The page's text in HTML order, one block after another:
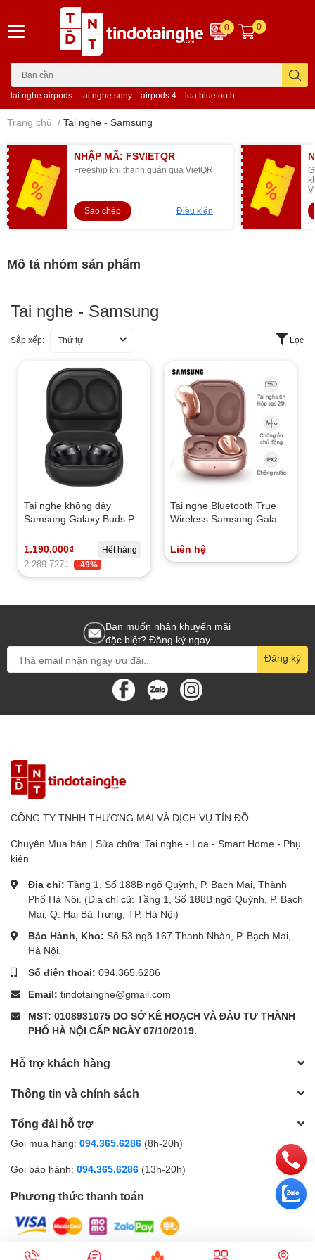
tai nghe airpods tai nghe sony airpods 4 loa bluetooth
0 0
Trang chủ / Tai nghe - Samsung
NHẬP MÃ: FSVIETQR
Freeship khi thanh quán qua VietQR
Sao chép Điều kiện
Mô tả nhóm sản phẩm
Tai nghe - Samsung
Sắp xếp: Thứ tự Lọc
Tai nghe không dây
Samsung Galaxy Buds Pro
1.190.000₫
2.289.727₫ -49%
Hết hàng
Tai nghe Bluetooth True
Wireless Samsung Galaxy
Liên hệ
Bạn muốn nhận khuyến mãi
đặc biệt? Đăng ký ngay.
Đăng ký
CÔNG TY TNHH THƯƠNG MẠI VÀ DỊCH VỤ TÍN ĐỒ
Chuyên Mua bán | Sửa chữa: Tai nghe - Loa - Smart Home - Phụ
kiện
Địa chỉ: Tầng 1, Số 188B ngõ Quỳnh, P. Bạch Mai, Thành
Phố Hà Nội. (Địa chỉ cũ: Tầng 1, Số 188B ngõ Quỳnh, P. Bạch
Mai, Q. Hai Bà Trưng, TP. Hà Nội)
Bảo Hành, Kho: Số 53 ngõ 167 Thanh Nhàn, P. Bạch Mai,
Hà Nội.
Số điện thoại: 094.365.6286
Email: tindotainghe@gmail.com
MST: 0108931075 DO SỞ KẾ HOẠCH VÀ ĐẦU TƯ THÀNH
PHỐ HÀ NỘI CẤP NGÀY 07/10/2019.
Hỗ trợ khách hàng
Thông tin và chính sách
Tổng đài hỗ trợ
Gọi mua hàng: 094.365.6286 (8h-20h)
Gọi bảo hành: 094.365.6286 (13h-20h)
Phương thức thanh toán
Facebook